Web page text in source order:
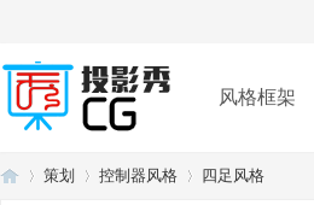
风格框架
插件 帮助 下载
策划 控制器风格 四足风格